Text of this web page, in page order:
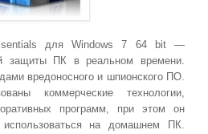
для Windows 7 64 bit —
защиты ПК в реальном времени.
вредоносного и шпионского ПО.
коммерческие технологии,
программ, при этом он
использоваться на домашнем ПК.